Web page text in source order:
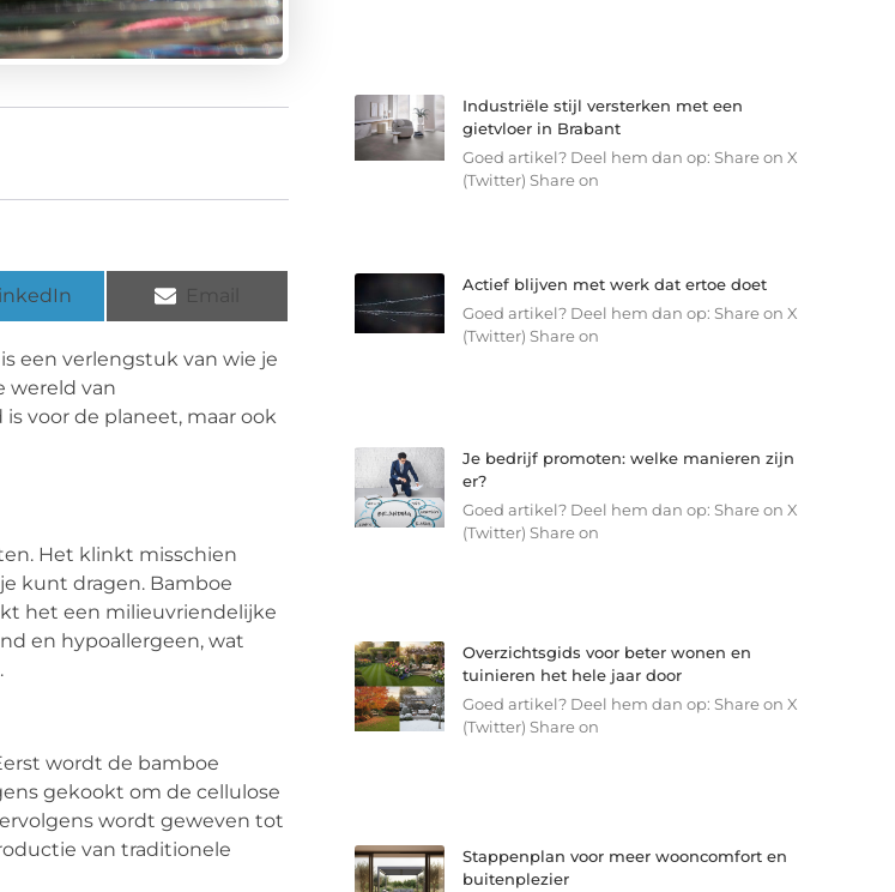
Email
een verlengstuk van wie je
wereld van
voor de planeet, maar ook
Het klinkt misschien
kunt dragen. Bamboe
het een milieuvriendelijke
en hypoallergeen, wat
wordt de bamboe
gekookt om de cellulose
wordt geweven tot
van traditionele
Industriële stijl versterken met een
gietvloer in Brabant
Goed artikel? Deel hem dan op: Share on X
(Twitter) Share on
Actief blijven met werk dat ertoe doet
Goed artikel? Deel hem dan op: Share on X
(Twitter) Share on
Je bedrijf promoten: welke manieren zijn
er?
Goed artikel? Deel hem dan op: Share on X
(Twitter) Share on
Overzichtsgids voor beter wonen en
tuinieren het hele jaar door
Goed artikel? Deel hem dan op: Share on X
(Twitter) Share on
Stappenplan voor meer wooncomfort en
buitenplezier